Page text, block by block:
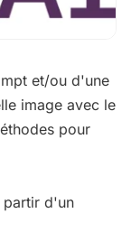
et/ou d'une
image avec le
pour
partir d'un